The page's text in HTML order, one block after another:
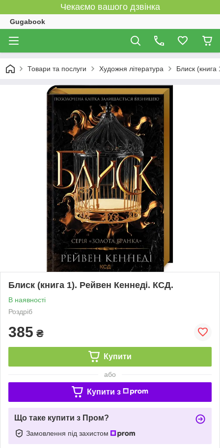
Чекаємо вашого дзвінка
Gugabook
Товари та послуги Художня література Блиск
Блиск (книга 1). Рейвен Кеннеді. КСД.
В наявності
Роздріб
385 ₴
Купити
або
Купити з
Що таке купити з Пром?
Замовлення під захистом